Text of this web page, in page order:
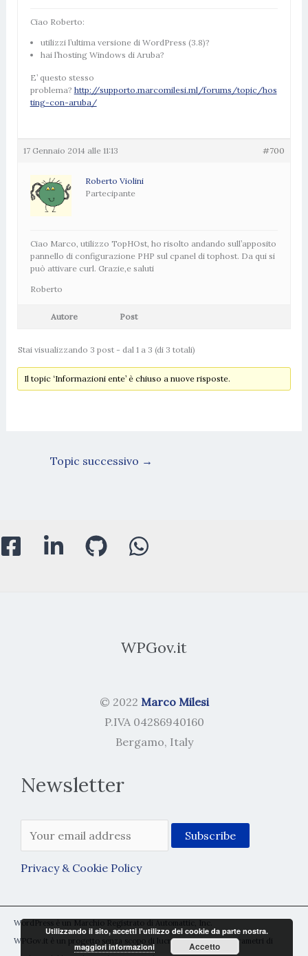
Ciao Roberto:
utilizzi l’ultima versione di WordPress (3.8)?
hai l’hosting Windows di Aruba?
E’ questo stesso
problema? http://supporto.marcomilesi.ml/forums/topic/hos
ting-con-aruba/
17 Gennaio 2014 alle 11:13 #700
Roberto Violini
Partecipante
Ciao Marco, utilizzo TopHOst, ho risolto andando sull’apposito
pannello di configurazione PHP sul cpanel di tophost. Da qui si
può attivare curl. Grazie,e saluti
Roberto
Autore Post
Stai visualizzando 3 post - dal 1 a 3 (di 3 totali)
Il topic ‘Informazioni ente’ è chiuso a nuove risposte.
Topic successivo →
WPGov.it
© 2022 Marco Milesi
P.IVA 04286940160
Bergamo, Italy
Newsletter
Privacy & Cookie Policy
WordPress è un Marchio Registrato di Automattic, Inc.
WPGov.it è un progetto senza scopo di lucro rientrante nei parametri di
Utilizzando il sito, accetti l'utilizzo dei cookie da parte nostra.
maggiori informazioni
Accetto